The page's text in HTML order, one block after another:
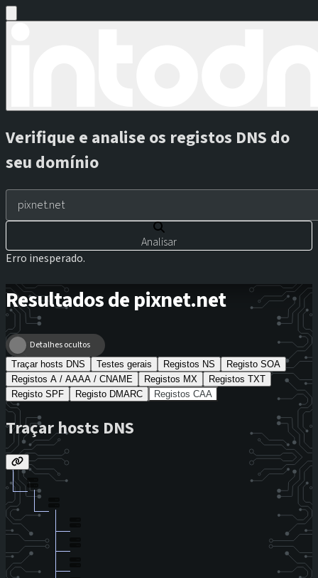
Verifique e analise os registos DNS do
seu domínio
Analisar
Erro inesperado.
Resultados de pixnet.net
Detalhes ocultos
Traçar hosts DNS Testes gerais Registos NS
Registo SOA
Registos A / AAAA / CNAME
Registos MX
Registos TXT
Registo SPF
Registo DMARC Registos CAA
Traçar hosts DNS